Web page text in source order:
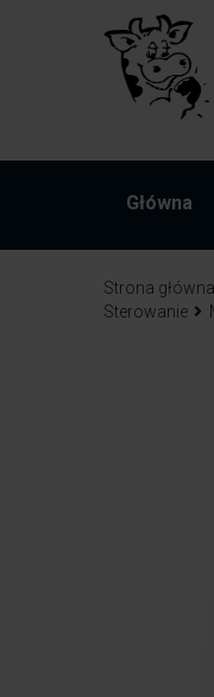
Główna
Strona główna
Sterowanie